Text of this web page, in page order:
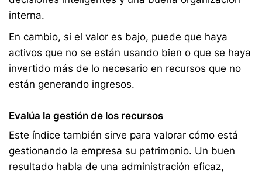
interna.
En cambio, si el valor es bajo, puede que haya
activos que no se están usando bien o que se haya
invertido más de lo necesario en recursos que no
están generando ingresos.
Evalúa la gestión de los recursos
Este índice también sirve para valorar cómo está
gestionando la empresa su patrimonio. Un buen
resultado habla de una administración eficaz,